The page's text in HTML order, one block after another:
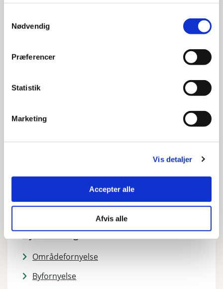
Nødvendig
Præferencer
Statistik
Marketing
Vis detaljer
Accepter alle
Afvis alle
Byggeri
Byggetilladelse
Se mere om Byggeri
Byudvikling
Områdefornyelse
Byfornyelse